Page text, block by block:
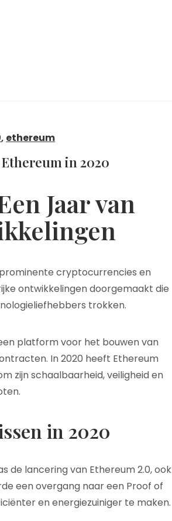
, ethereum
in 2020
Jaar van
cryptocurrencies en
ontwikkelingen doorgemaakt die
trokken.
platform voor het bouwen van
In 2020 heeft Ethereum
zijn schaalbaarheid, veiligheid en
in 2020
de lancering van Ethereum 2.0, ook
een overgang naar een Proof of
en energiezuiniger te maken.